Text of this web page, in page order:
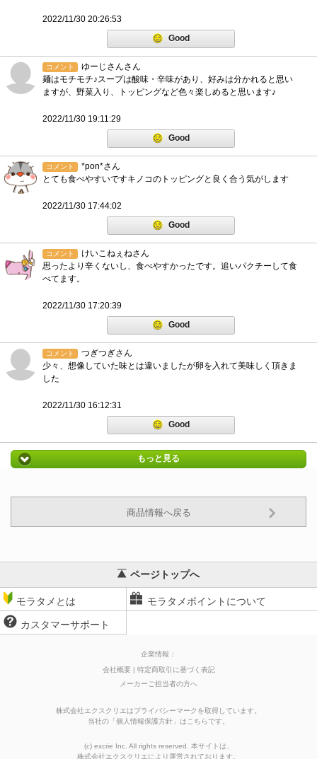
2022/11/30 20:26:53
Good
コメント
ゆーじさんさん
麺はモチモチ♪スープは酸味・辛味があり、好みは分かれると思い
ますが、野菜入り、トッピングなど色々楽しめると思います♪
2022/11/30 19:11:29
Good
コメント
*pon*さん
とても食べやすいですキノコのトッピングと良く合う気がします
2022/11/30 17:44:02
Good
コメント
けいこねぇねさん
思ったより辛くないし、食べやすかったです。追いパクチーして食
べてます。
2022/11/30 17:20:39
Good
コメント
つぎつぎさん
少々、想像していた味とは違いましたが卵を入れて美味しく頂きま
した
2022/11/30 16:12:31
Good
もっと見る
商品情報へ戻る
ページトップへ
モラタメとは モラタメポイントについて
カスタマーサポート
企業情報：
会社概要
特定商取引に基づく表記
メーカーご担当者の方へ
株式会社エクスクリエはプライバシーマークを取得しています。
当社の 「個人情報保護方針 」はこちらです。
(c) excrie Inc. All rights reserved. 本サイトは、
株式会社エクスクリエにより運営されております。